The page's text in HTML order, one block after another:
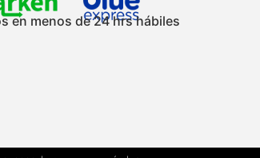
en menos de 24 hrs hábiles